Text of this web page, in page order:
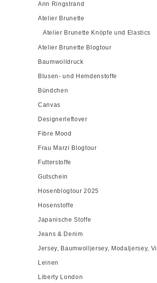
Ann Ringstrand
Atelier Brunette
Atelier Brunette Knöpfe und Elastics
Atelier Brunette Blogtour
Baumwolldruck
Blusen- und Hemdenstoffe
Bündchen
Canvas
Designerleftover
Fibre Mood
Frau Marzi Blogtour
Futterstoffe
Gutschein
Hosenblogtour 2025
Hosenstoffe
Japanische Stoffe
Jeans & Denim
Jersey, Baumwolljersey, Modaljersey,
Leinen
Liberty London